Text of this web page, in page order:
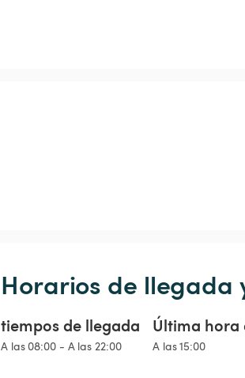
Horarios de llegada
tiempos de llegada
A las 08:00 - A las 22:00
Última hora
A las 15:00